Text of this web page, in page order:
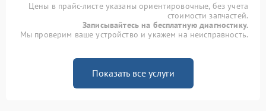
Цены в прайс-листе указаны ориентировочные, без учета
стоимости запчастей.
Записывайтесь на бесплатную диагностику.
Мы проверим ваше устройство и укажем на неисправность.
Показать все услуги